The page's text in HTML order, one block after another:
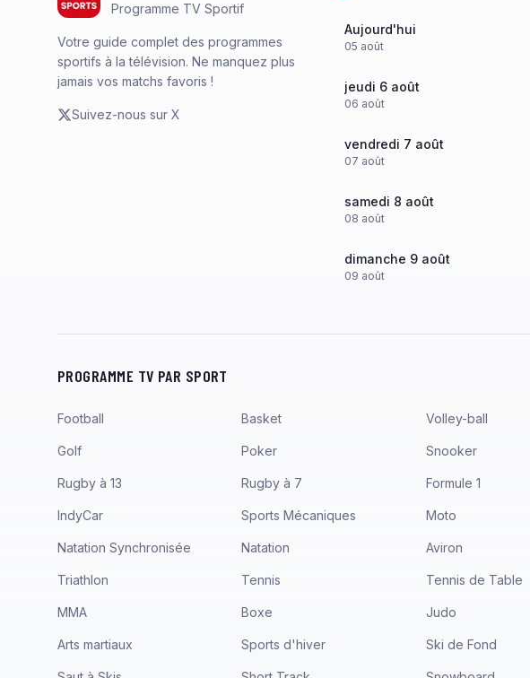
Programme TV Sportif
Votre guide complet des programmes
sportifs à la télévision. Ne manquez plus
jamais vos matchs favoris !
Suivez-nous sur X
Aujourd'hui
05 août
jeudi 6 août
06 août
vendredi 7 août
07 août
samedi 8 août
08 août
dimanche 9 août
09 août
PROGRAMME TV PAR SPORT
Football Basket Volley-ball
Golf Poker Snooker
Rugby à 13 Rugby à 7 Formule 1
IndyCar Sports Mécaniques Moto
Natation Synchronisée Natation Aviron
Triathlon Tennis Tennis de Table
MMA Boxe Judo
Arts martiaux Sports d'hiver Ski de Fond